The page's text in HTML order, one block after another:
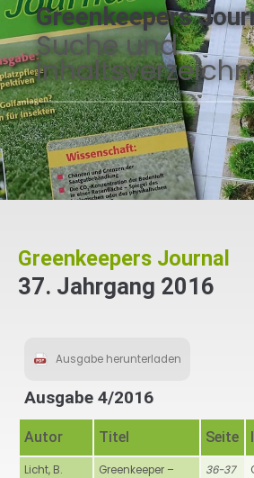
Greenkeepers
Suche und
Greenkeepers Journal
37. Jahrgang 2016
Ausgabe herunterladen
Ausgabe 4/2016
Autor Titel Seite
Licht, B.
Greenkeeper –
36-37